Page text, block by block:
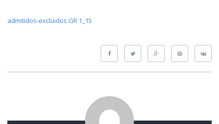
admitidos-excluidos GR 1_15